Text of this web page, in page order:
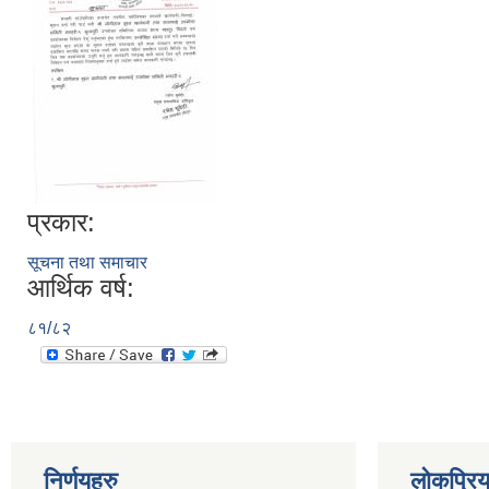
प्रकार:
सूचना तथा समाचार
आर्थिक वर्ष:
८१/८२
निर्णयहरु लोकप्रिय